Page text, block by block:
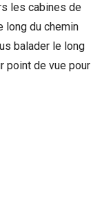
les cabines de
long du chemin
balader le long
point de vue pour